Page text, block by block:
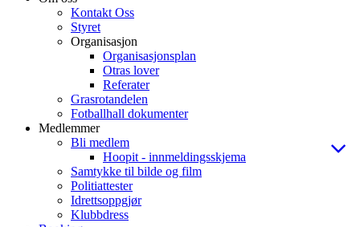
Kontakt Oss
Styret
Organisasjon
Organisasjonsplan
Otras lover
Referater
Grasrotandelen
Fotballhall dokumenter
Medlemmer
Bli medlem
Hoopit - innmeldingsskjema
Samtykke til bilde og film
Politiattester
Idrettsoppgjør
Klubbdress